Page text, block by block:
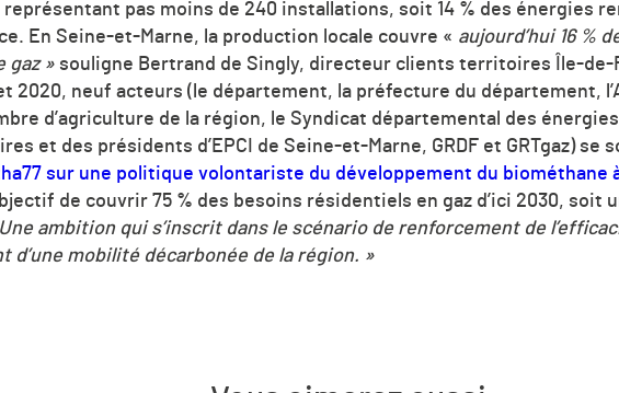
représentant pas moins de 240 installations, soit 14 % des énergies
En Seine-et-Marne, la production locale couvre « aujourd’hui 16 %
gaz » souligne Bertrand de Singly, directeur clients territoires Île-de-
2020, neuf acteurs (le département, la préfecture du département,
d’agriculture de la région, le Syndicat départemental des
et des présidents d’EPCI de Seine-et-Marne, GRDF et GRTgaz) se
sur une politique volontariste du développement du biométhane
de couvrir 75 % des besoins résidentiels en gaz d’ici 2030, soit
ambition qui s’inscrit dans le scénario de renforcement de
d’une mobilité décarbonée de la région. »